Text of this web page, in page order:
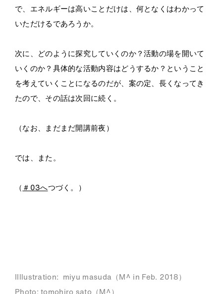
で、エネルギーは高いことだけは、何となくはわかって
いただけるであろうか。
次に、どのように探究していくのか？活動の場を開いて
いくのか？具体的な活動内容はどうするか？ということ
を考えていくことになるのだが、案の定、長くなってき
たので、その話は次回に続く。
（なお、まだまだ開講前夜）
では、また。
（ ＃03へつづく。）
IIllustration: miyu masuda（M^ in Feb. 2018）
Photo: tomohiro sato（M^）